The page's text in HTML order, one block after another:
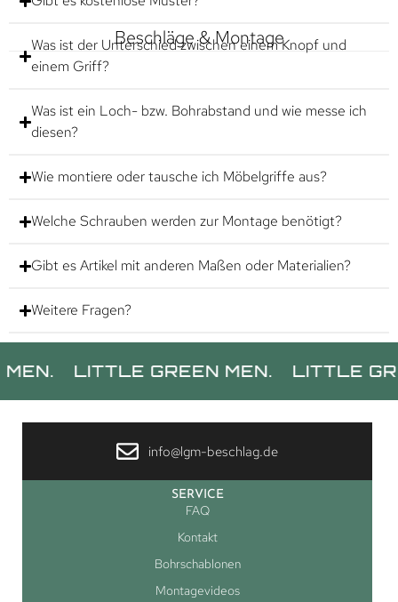
Beschläge & Montage
Was ist der Unterschied zwischen einem Knopf und
einem Griff?
Was ist ein Loch- bzw. Bohrabstand und wie messe ich
diesen?
Wie montiere oder tausche ich Möbelgriffe aus?
Welche Schrauben werden zur Montage benötigt?
Gibt es Artikel mit anderen Maßen oder Materialien?
Weitere Fragen?
LITTLE GREEN MEN. LITTLE GREEN
info@lgm-beschlag.de
SERVICE
FAQ
Kontakt
Bohrschablonen
Montagevideos